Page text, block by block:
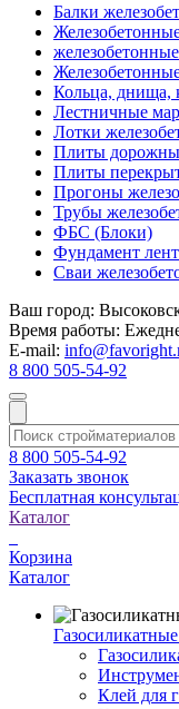
Балки
Кольца, днища,
Лестничные
Лотки
Плиты
Плиты
Прогоны
Трубы
ФБС (Блоки)
Фундамент
Сваи
Ваш город:
Время работы:
E-mail:
8 800 505-54-92
8 800 505-54-92
Заказать звонок
Бесплатная
Каталог
Корзина
Каталог
Клей для